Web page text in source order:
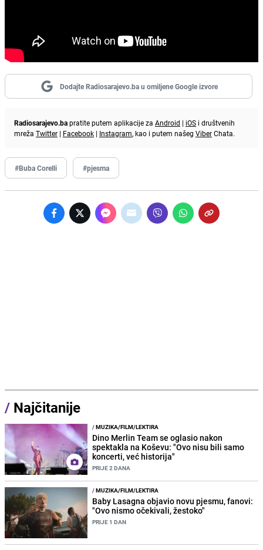
Dodajte Radiosarajevo.ba u omiljene Google izvore
Radiosarajevo.bapratite putem aplikacije za Android | iOS i društvenih
mreža Twitter | Facebook | Instagram, kao i putem našeg ViberChata.
#Buba Corelli #pjesma
/ Najčitanije
/MUZIKA/FILM/LEKTIRA
Dino Merlin Team se oglasio nakon
spektakla na Koševu: "Ovo nisu bili samo
koncerti, već historija"
PRIJE 2 DANA
/MUZIKA/FILM/LEKTIRA
Baby Lasagna objavio novu pjesmu, fanovi:
"Ovo nismo očekivali, žestoko"
PRIJE 1 DAN